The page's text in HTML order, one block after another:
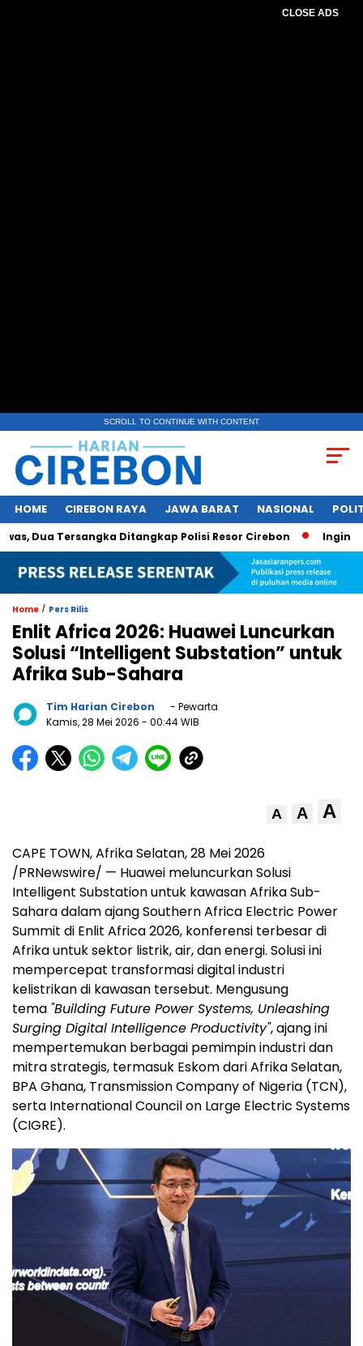
CLOSE ADS
SCROLL TO CONTINUE WITH CONTENT
HOME CIREBON RAYA JAWA BARAT NASIONAL
Dua Tersangka Ditangkap Polisi Resor Cirebon Ingin
Home / Pers Rilis
Enlit Africa 2026: Huawei Luncurkan
Solusi “Intelligent Substation” untuk
Afrika Sub-Sahara
Tim Harian Cirebon
- Pewarta
Kamis, 28 Mei 2026 - 00:44 WIB
A A A
CAPE TOWN, Afrika Selatan,28 Mei 2026
/PRNewswire/ — Huawei meluncurkan Solusi
Intelligent Substation untuk kawasan Afrika Sub-
Sahara dalam ajang Southern Africa Electric Power
Summit di Enlit Africa 2026, konferensi terbesar di
Afrika untuk sektor listrik, air, dan energi. Solusi ini
mempercepat transformasi digital industri
kelistrikan di kawasan tersebut. Mengusung
tema "Building Future Power Systems, Unleashing
Surging Digital Intelligence Productivity", ajang ini
mempertemukan berbagai pemimpin industri dan
mitra strategis, termasuk Eskom dari Afrika Selatan,
BPA Ghana, Transmission Company of Nigeria (TCN),
serta International Council on Large Electric Systems
(CIGRE).